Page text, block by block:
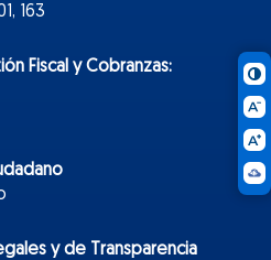
163
Fiscal y Cobranzas:
y de Transparencia